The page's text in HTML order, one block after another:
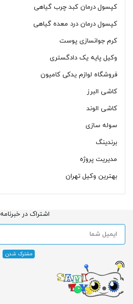
کپسول درمان کبد چرب گیاهی
کپسول درمان درد معده گیاهی
کرم جوانسازی پوست
وکیل پایه یک دادگستری
فروشگاه لوازم یدکی کامیون
کاشی البرز
کاشی الوند
سوله سازی
برندینگ
مدیریت پروژه
بهترین وکیل تهران
اشتراک در خبرنامه